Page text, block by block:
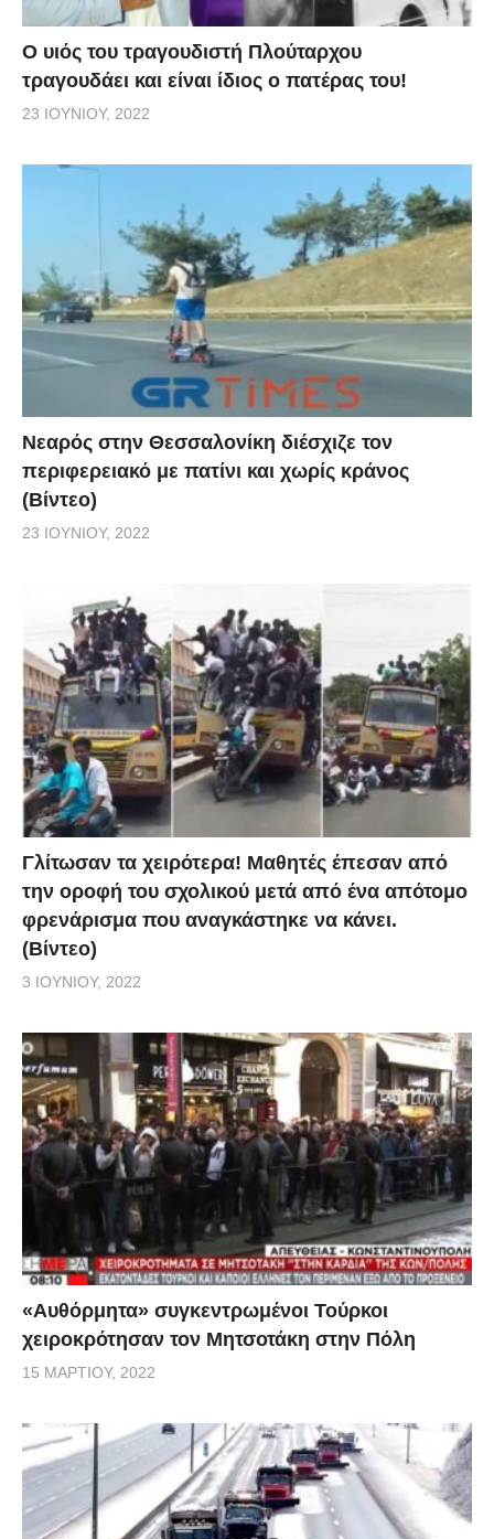
O υιός του τραγουδιστή Πλούταρχου
τραγουδάει και είναι ίδιος ο πατέρας του!
23 ΙΟΥΝΊΟΥ, 2022
Νεαρός στην Θεσσαλονίκη διέσχιζε τον
περιφερειακό με πατίνι και χωρίς κράνος
(Βίντεο)
23 ΙΟΥΝΊΟΥ, 2022
Γλίτωσαν τα χειρότερα! Μαθητές έπεσαν από
την οροφή του σχολικού μετά από ένα απότομο
φρενάρισμα που αναγκάστηκε να κάνει.
(Βίντεο)
3 ΙΟΥΝΊΟΥ, 2022
«Αυθόρμητα» συγκεντρωμένοι Τούρκοι
χειροκρότησαν τον Μητσοτάκη στην Πόλη
15 ΜΑΡΤΊΟΥ, 2022